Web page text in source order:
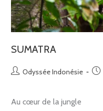
SUMATRA
Odyssée Indonésie
Au cœur de la jungle